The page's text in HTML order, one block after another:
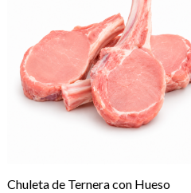
Chuleta de Ternera con Hueso